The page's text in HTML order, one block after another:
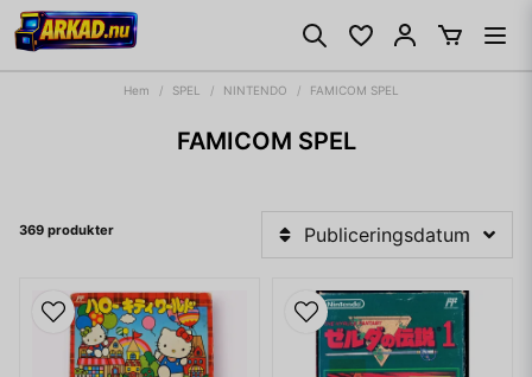
Hem SPEL NINTENDO FAMICOM SPEL
FAMICOM SPEL
369 produkter Publiceringsdatum